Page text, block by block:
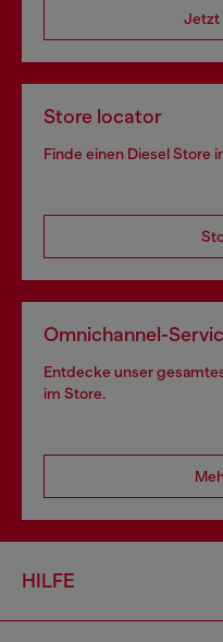
Jetzt
Store locator
Finde einen Diesel Store
Omnichannel-
Entdecke unser
im Store.
HILFE